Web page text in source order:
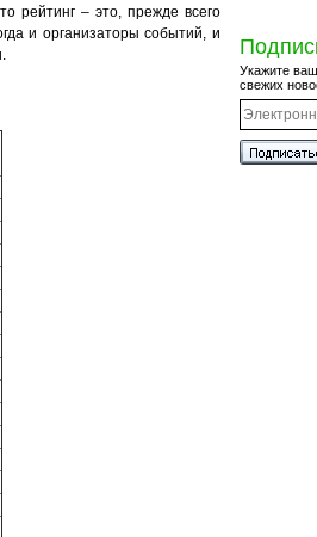
рейтинг – это, прежде всего
и организаторы событий, и
Укажите
свежих